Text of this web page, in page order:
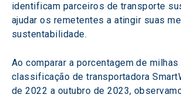
identificam parceiros de transporte
ajudar os remetentes a atingir suas
sustentabilidade.
Ao comparar a porcentagem de
classificação de transportadora
de 2022 a outubro de 2023,